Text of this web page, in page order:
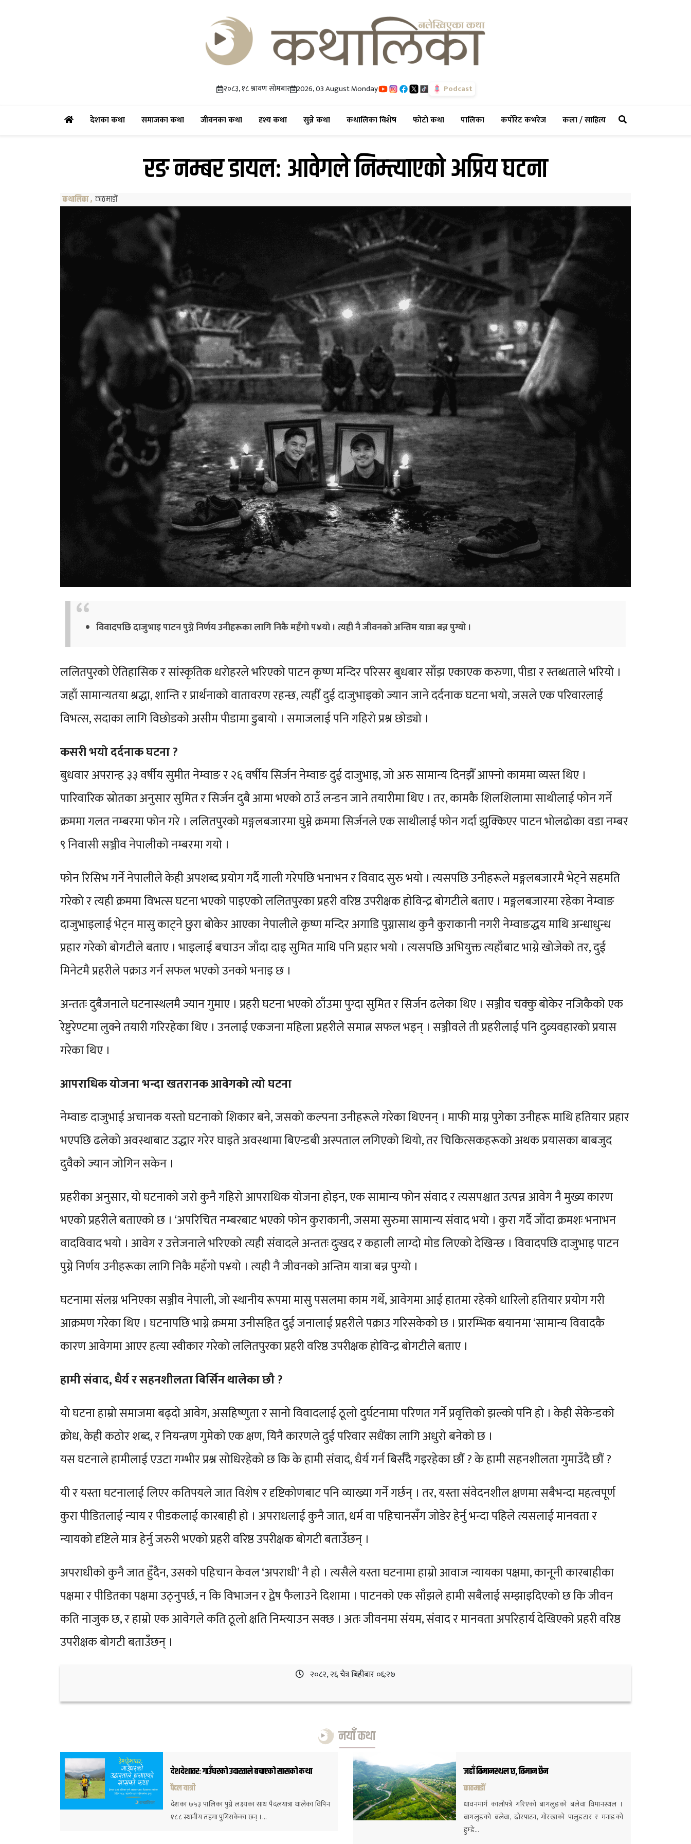
२०८३, १८ श्रावण सोमबार 2026, 03 August Monday Podcast
देशका कथा(current)समाजका कथा(current)जीवनका कथा(current)
दृश्य कथा(current)
सुन्ने कथा(current)कथालिका विशेष(current)फोटो कथा(current)
पालिका(current)कर्पोरेट कभरेज(current)कला / साहित्य(current)
रङ नम्बर डायलः आवेगले निम्त्याएको अप्रिय घटना
कथालिका, काठमाडौं
विवादपछि दाजुभाइ पाटन पुग्ने निर्णय उनीहरूका लागि निकै महँगो प¥यो । त्यही नै जीवनको अन्तिम यात्रा बन्न पुग्यो ।
ललितपुरको ऐतिहासिक र सांस्कृतिक धरोहरले भरिएको पाटन कृष्ण मन्दिर परिसर बुधबार साँझ एकाएक करुणा, पीडा र स्तब्धताले भरियो ।
जहाँ सामान्यतया श्रद्धा, शान्ति र प्रार्थनाको वातावरण रहन्छ, त्यहीँ दुई दाजुभाइको ज्यान जाने दर्दनाक घटना भयो, जसले एक परिवारलाई
विभत्स, सदाका लागि विछोडको असीम पीडामा डुबायो । समाजलाई पनि गहिरो प्रश्न छोड्यो ।
कसरी भयो दर्दनाक घटना ?
बुधवार अपरान्ह ३३ वर्षीय सुमीत नेम्वाङ र २६ वर्षीय सिर्जन नेम्वाङ दुई दाजुभाइ, जो अरु सामान्य दिनझैँ आफ्नो काममा व्यस्त थिए ।
पारिवारिक स्रोतका अनुसार सुमित र सिर्जन दुबै आमा भएको ठाउँ लन्डन जाने तयारीमा थिए । तर, कामकै शिलशिलामा साथीलाई फोन गर्ने
क्रममा गलत नम्बरमा फोन गरे । ललितपुरको मङ्गलबजारमा घुम्ने क्रममा सिर्जनले एक साथीलाई फोन गर्दा झुक्किएर पाटन भोलढोका वडा नम्बर
९ निवासी सञ्जीव नेपालीको नम्बरमा गयो ।
फोन रिसिभ गर्ने नेपालीले केही अपशब्द प्रयोग गर्दै गाली गरेपछि भनाभन र विवाद सुरु भयो । त्यसपछि उनीहरूले मङ्गलबजारमै भेट्ने सहमति
गरेको र त्यही क्रममा विभत्स घटना भएको पाइएको ललितपुरका प्रहरी वरिष्ठ उपरीक्षक होविन्द्र बोगटीले बताए । मङ्गलबजारमा रहेका नेम्वाङ
दाजुभाइलाई भेट्न मासु काट्ने छुरा बोकेर आएका नेपालीले कृष्ण मन्दिर अगाडि पुग्नासाथ कुनै कुराकानी नगरी नेम्वाङद्धय माथि अन्धाधुन्ध
प्रहार गरेको बोगटीले बताए । भाइलाई बचाउन जाँदा दाइ सुमित माथि पनि प्रहार भयो । त्यसपछि अभियुक्त त्यहाँबाट भाग्ने खोजेको तर, दुई
मिनेटमै प्रहरीले पक्राउ गर्न सफल भएको उनको भनाइ छ ।
अन्ततः दुबैजनाले घटनास्थलमै ज्यान गुमाए । प्रहरी घटना भएको ठाँउमा पुग्दा सुमित र सिर्जन ढलेका थिए । सञ्जीव चक्कु बोकेर नजिकैको एक
रेष्टुरेण्टमा लुक्ने तयारी गरिरहेका थिए । उनलाई एकजना महिला प्रहरीले समात्न सफल भइन् । सञ्जीवले ती प्रहरीलाई पनि दुव्र्यवहारको प्रयास
गरेका थिए ।
आपराधिक योजना भन्दा खतरानक आवेगको त्यो घटना
नेम्वाङ दाजुभाई अचानक यस्तो घटनाको शिकार बने, जसको कल्पना उनीहरूले गरेका थिएनन् । माफी माग्न पुगेका उनीहरू माथि हतियार प्रहार
भएपछि ढलेको अवस्थाबाट उद्धार गरेर घाइते अवस्थामा बिएन्डबी अस्पताल लगिएको थियो, तर चिकित्सकहरूको अथक प्रयासका बाबजुद
दुवैको ज्यान जोगिन सकेन ।
प्रहरीका अनुसार, यो घटनाको जरो कुनै गहिरो आपराधिक योजना होइन, एक सामान्य फोन संवाद र त्यसपश्चात उत्पन्न आवेग नै मुख्य कारण
भएको प्रहरीले बताएको छ । ‘अपरिचित नम्बरबाट भएको फोन कुराकानी, जसमा सुरुमा सामान्य संवाद भयो । कुरा गर्दै जाँदा क्रमशः भनाभन
वादविवाद भयो । आवेग र उत्तेजनाले भरिएको त्यही संवादले अन्ततः दुःखद र कहाली लाग्दो मोड लिएको देखिन्छ । विवादपछि दाजुभाइ पाटन
पुग्ने निर्णय उनीहरूका लागि निकै महँगो प¥यो । त्यही नै जीवनको अन्तिम यात्रा बन्न पुग्यो ।
घटनामा संलग्न भनिएका सञ्जीव नेपाली, जो स्थानीय रूपमा मासु पसलमा काम गर्थे, आवेगमा आई हातमा रहेको धारिलो हतियार प्रयोग गरी
आक्रमण गरेका थिए । घटनापछि भाग्ने क्रममा उनीसहित दुई जनालाई प्रहरीले पक्राउ गरिसकेको छ । प्रारम्भिक बयानमा ‘सामान्य विवादकै
कारण आवेगमा आएर हत्या स्वीकार गरेको ललितपुरका प्रहरी वरिष्ठ उपरीक्षक होविन्द्र बोगटीले बताए ।
हामी संवाद, धैर्य र सहनशीलता बिर्सिन थालेका छौ ?
यो घटना हाम्रो समाजमा बढ्दो आवेग, असहिष्णुता र सानो विवादलाई ठूलो दुर्घटनामा परिणत गर्ने प्रवृत्तिको झल्को पनि हो । केही सेकेन्डको
क्रोध, केही कठोर शब्द, र नियन्त्रण गुमेको एक क्षण, यिनै कारणले दुई परिवार सधैंका लागि अधुरो बनेको छ ।
यस घटनाले हामीलाई एउटा गम्भीर प्रश्न सोधिरहेको छ कि के हामी संवाद, धैर्य गर्न बिर्सँदै गइरहेका छौं ? के हामी सहनशीलता गुमाउँदै छौं ?
यी र यस्ता घटनालाई लिएर कतिपयले जात विशेष र दृष्टिकोणबाट पनि व्याख्या गर्ने गर्छन् । तर, यस्ता संवेदनशील क्षणमा सबैभन्दा महत्वपूर्ण
कुरा पीडितलाई न्याय र पीडकलाई कारबाही हो । अपराधलाई कुनै जात, धर्म वा पहिचानसँग जोडेर हेर्नु भन्दा पहिले त्यसलाई मानवता र
न्यायको दृष्टिले मात्र हेर्नु जरुरी भएको प्रहरी वरिष्ठ उपरीक्षक बोगटी बताउँछन् ।
अपराधीको कुनै जात हुँदैन, उसको पहिचान केवल ‘अपराधी’ नै हो । त्यसैले यस्ता घटनामा हाम्रो आवाज न्यायका पक्षमा, कानूनी कारबाहीका
पक्षमा र पीडितका पक्षमा उठ्नुपर्छ, न कि विभाजन र द्वेष फैलाउने दिशामा । पाटनको एक साँझले हामी सबैलाई सम्झाइदिएको छ कि जीवन
कति नाजुक छ, र हाम्रो एक आवेगले कति ठूलो क्षति निम्त्याउन सक्छ । अतः जीवनमा संयम, संवाद र मानवता अपरिहार्य देखिएको प्रहरी वरिष्ठ
उपरीक्षक बोगटी बताउँछन् ।
२०८२, २६ चैत्र बिहीबार ०६:२७
नयाँ कथा
देशदेशावरः गाउँघरको उदारताले बचाएको सासको कथा
पैदल यात्री
देशका ७५३ पालिका पुग्ने लक्ष्यका साथ पैदलयात्रा थालेका विपिन
१८८ स्थानीय तहमा पुगिसकेका छन् ।…
जहाँ विमानस्थल छ, विमान छैन
काठमाडौं
धावनमार्ग कालोपत्रे गरिएको बागलुङको बलेवा विमानस्थल ।
बागलुङको बलेवा, ढोरपाटन, गोरखाको पालुङटार र मनाङको
हुम्डे…